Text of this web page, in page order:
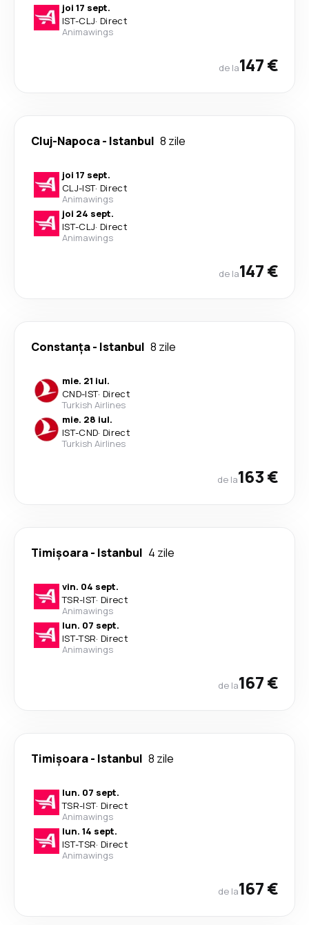
joi 17 sept.
IST-CLJ· Direct
Animawings
de la147 €
Cluj-Napoca- Istanbul 8 zile
joi 17 sept.
CLJ-IST· Direct
Animawings
joi 24 sept.
IST-CLJ· Direct
Animawings
de la147 €
Constanța- Istanbul 8 zile
mie. 21 iul.
CND-IST· Direct
Turkish Airlines
mie. 28 iul.
IST-CND· Direct
Turkish Airlines
de la163 €
Timișoara- Istanbul 4 zile
vin. 04 sept.
TSR-IST· Direct
Animawings
lun. 07 sept.
IST-TSR· Direct
Animawings
de la167 €
Timișoara- Istanbul 8 zile
lun. 07 sept.
TSR-IST· Direct
Animawings
lun. 14 sept.
IST-TSR· Direct
Animawings
de la167 €